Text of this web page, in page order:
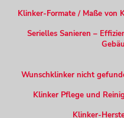
Klinker-Formate / Maße von
Serielles Sanieren –
Wunschklinker nicht
Klinker Pflege und
Klinker-